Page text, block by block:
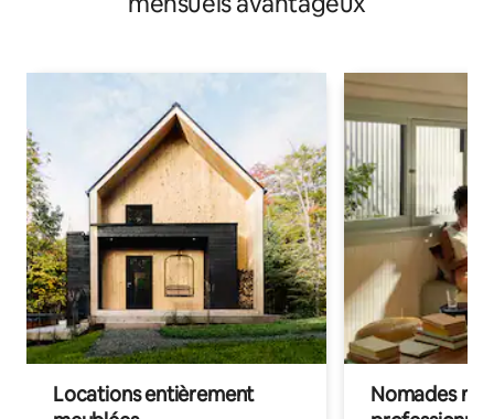
Locations entièrement
Nomades